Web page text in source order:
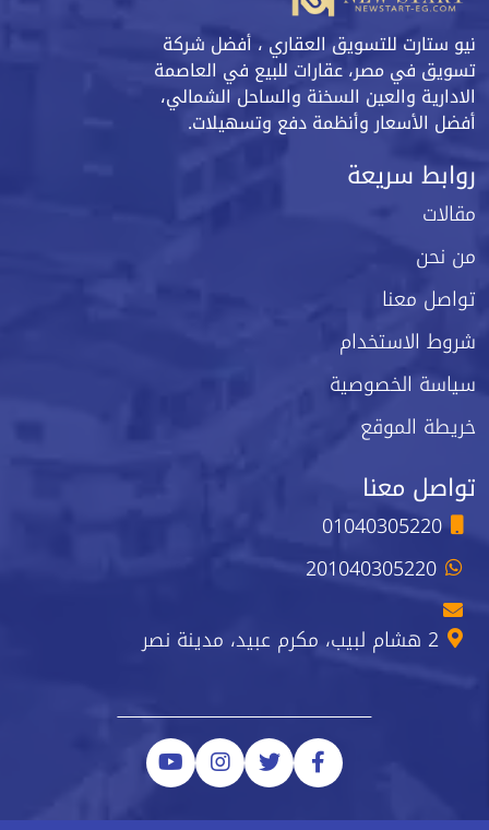
نيو ستارت للتسويق العقاري ، أفضل شركة
تسويق في مصر، عقارات للبيع في العاصمة
الادارية والعين السخنة والساحل الشمالي،
أفضل الأسعار وأنظمة دفع وتسهيلات.
روابط سريعة
مقالات
من نحن
تواصل معنا
شروط الاستخدام
سياسة الخصوصية
خريطة الموقع
تواصل معنا
01040305220
201040305220
2 هشام لبيب، مكرم عبيد، مدينة نصر